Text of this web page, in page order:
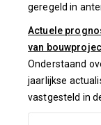
geregeld in
Actuele
van
Onderstaand
jaarlijkse
vastgesteld in